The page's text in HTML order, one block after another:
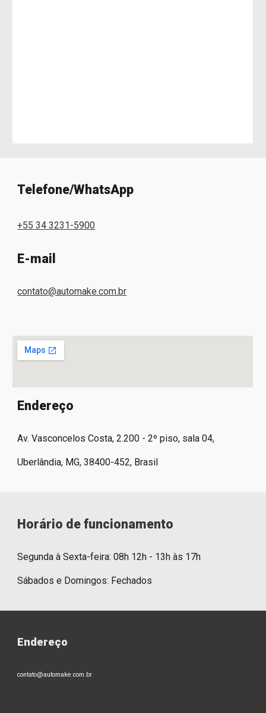
Telefone/WhatsApp
+55 34 3231-5900
E-mail
contato@automake.com.br
Endereço
Av. Vasconcelos Costa, 2.200 - 2º piso, sala 04,
Uberlândia, MG, 38400-452, Brasil
Horário de funcionamento
Segunda à Sexta-feira: 08h 12h - 13h às 17h
Sábados e Domingos: Fechados
Endereço
contato@automake.com.br